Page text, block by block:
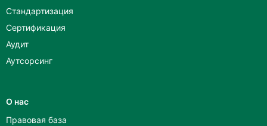
Стандартизация
Сертификация
Аудит
Аутсорсинг
О нас
Правовая база